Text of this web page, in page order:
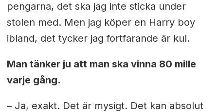
pengarna, det ska jag inte sticka under
stolen med. Men jag köper en Harry boy
ibland, det tycker jag fortfarande är kul.
Man tänker ju att man ska vinna 80 mille
varje gång.
– Ja, exakt. Det är mysigt. Det kan absolut